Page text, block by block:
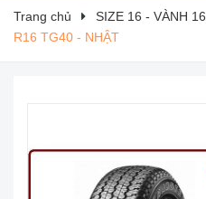
Trang chủ SIZE 16 - VÀNH 16
R16 TG40 - NHẬT